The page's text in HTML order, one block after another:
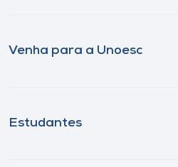
Venha para a Unoesc
Estudantes